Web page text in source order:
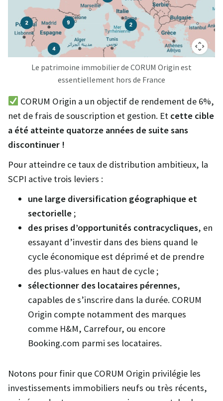
Le patrimoine immobilier de CORUM Origin est
essentiellement hors de France
CORUM Origin a un objectif de rendement de 6%,
net de frais de souscription et gestion. Et cette cible
a été atteinte quatorze années de suite sans
discontinuer !
Pour atteindre ce taux de distribution ambitieux, la
SCPI active trois leviers :
une large diversification géographique et
sectorielle ;
des prises d’opportunités contracycliques, en
essayant d’investir dans des biens quand le
cycle économique est déprimé et de prendre
des plus-values en haut de cycle ;
sélectionner des locataires pérennes,
capables de s’inscrire dans la durée. CORUM
Origin compte notamment des marques
comme H&M, Carrefour, ou encore
Booking.com parmi ses locataires.
Notons pour finir que CORUM Origin privilégie les
investissements immobiliers neufs ou très récents,